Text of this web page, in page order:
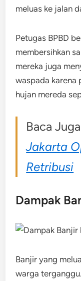
meluas ke jalan
Petugas BPBD
membersihkan
mereka juga
waspada karena
hujan mereda
Baca
Jakarta
Retribusi
Dampak
Banjir yang
warga